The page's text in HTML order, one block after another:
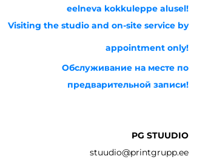
eelneva kokkuleppe alusel!
Visiting the studio and on-site service by
appointment only!
Обслуживание на месте по
предварительной записи!
PG STUUDIO
stuudio@printgrupp.ee